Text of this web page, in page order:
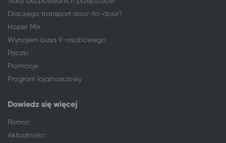
Nałęczów
Ciechocinek
Niemodlin
Ciechocinek
Nisko
Nowa Ruda
Ciechocinek
Nowy Dwór Mazowiecki
Nowy Tomyśl
Nysa
Ciechocinek
Olsztyn
Ciechocinek
Dlaczego transport door-to-door?
Hoper Mix
Wynajem busa 9-osobowego
Paczki
Promocje
Program lojalnościowy
Dowiedz się więcej
Pomoc
Aktualności